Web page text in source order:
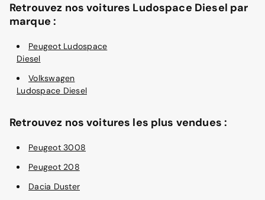
Retrouvez nos voitures Ludospace Diesel par
marque :
Peugeot Ludospace
Diesel
Volkswagen
Ludospace Diesel
Retrouvez nos voitures les plus vendues :
Peugeot 3008
Peugeot 208
Dacia Duster